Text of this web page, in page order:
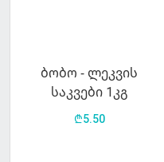
ბობო - ლეკვის
საკვები 1კგ
₾5.50